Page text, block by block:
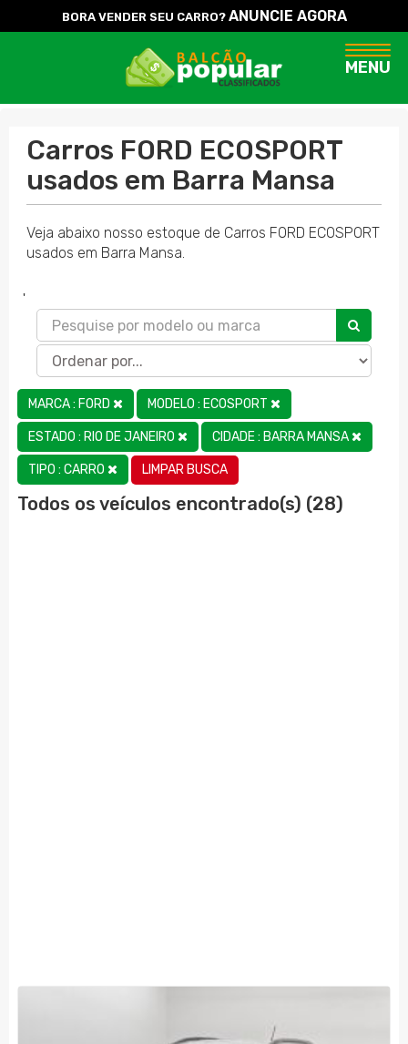
BORA VENDER SEU CARRO? ANUNCIE AGORA
MENU
Carros FORD ECOSPORT
usados em Barra Mansa
Veja abaixo nosso estoque de Carros FORD ECOSPORT
usados em Barra Mansa.
'
MARCA : FORD MODELO : ECOSPORT
ESTADO : RIO DE JANEIRO CIDADE : BARRA MANSA
TIPO : CARRO LIMPAR BUSCA
Todos os veículos encontrado(s) (28)